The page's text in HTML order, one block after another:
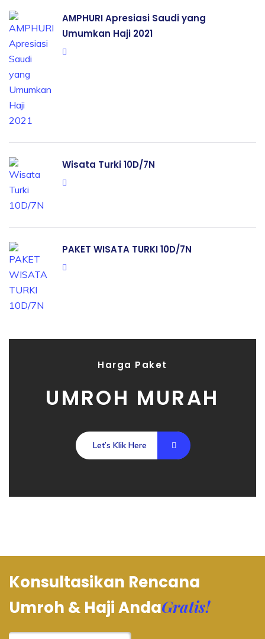
AMPHURI Apresiasi Saudi yang
Umumkan Haji 2021
Wisata Turki 10D/7N
PAKET WISATA TURKI 10D/7N
Harga Paket
UMROH MURAH
Let’s Klik Here
Konsultasikan Rencana
Umroh & Haji AndaGratis!